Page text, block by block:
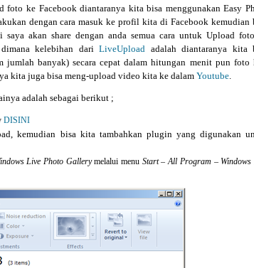
ke Facebook diantaranya kita bisa menggunakan Easy
dengan cara masuk ke profil kita di Facebook kemudian
akan share dengan anda semua cara untuk Upload
kelebihan dariLiveUpload adalah diantaranya kita
jumlah banyak) secara cepat dalam hitungan menit pun foto
kita juga bisa meng-upload video kita ke dalamYoutube.
adalah sebagai berikut ;
DISINI
kemudian bisa kita tambahkan plugin yang digunakan
Live Photo Gallerymelalui menu Start – All Program – Windows